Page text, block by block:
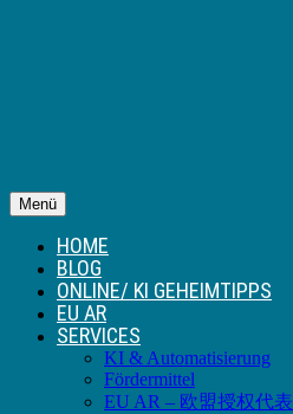
Menü
HOME
BLOG
ONLINE/ KI GEHEIMTIPPS
EU AR
SERVICES
KI & Automatisierung
Fördermittel
EU AR – 欧盟授权代表